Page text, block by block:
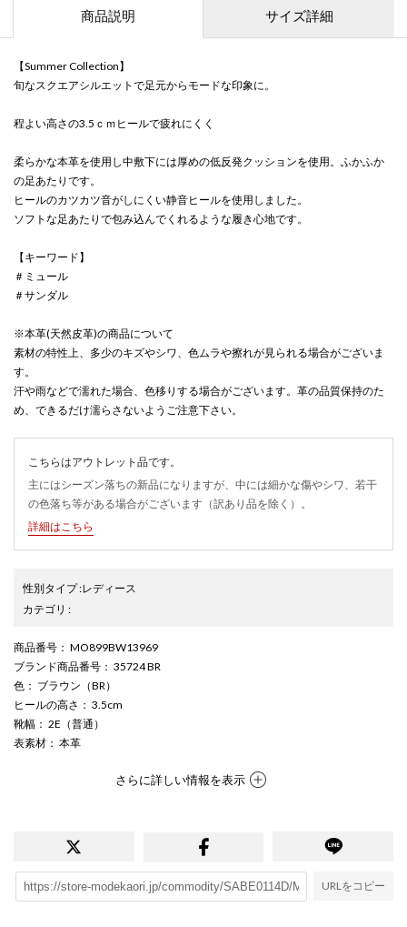
商品説明 サイズ詳細
【Summer Collection】
旬なスクエアシルエットで足元からモードな印象に。
程よい高さの3.5ｃｍヒールで疲れにくく
柔らかな本革を使用し中敷下には厚めの低反発クッションを使用。ふかふか
の足あたりです。
ヒールのカツカツ音がしにくい静音ヒールを使用しました。
ソフトな足あたりで包み込んでくれるような履き心地です。
【キーワード】
＃ミュール
＃サンダル
※本革(天然皮革)の商品について
素材の特性上、多少のキズやシワ、色ムラや擦れが見られる場合がございま
す。
汗や雨などで濡れた場合、色移りする場合がございます。革の品質保持のた
め、できるだけ濡らさないようご注意下さい。
こちらはアウトレット品です。
主にはシーズン落ちの新品になりますが、中には細かな傷やシワ、若干
の色落ち等がある場合がございます（訳あり品を除く）。
詳細はこちら
性別タイプ:レディース
カテゴリ :
商品番号 ： MO899BW13969
ブランド商品番号 ： 35724 BR
色 ： ブラウン（BR）
ヒールの高さ ： 3.5cm
靴幅 ： 2E（普通）
表素材 ： 本革
さらに詳しい情報を表示
URLをコピー